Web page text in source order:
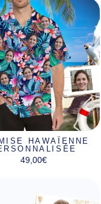
HAWAÏENNE
49,00€